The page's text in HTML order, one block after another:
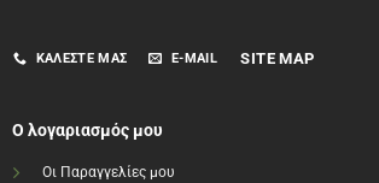
ΚΑΛΈΣΤΕ ΜΑΣ E-MAIL SITE MAP
Ο λογαριασμός μου
Οι Παραγγελίες μου